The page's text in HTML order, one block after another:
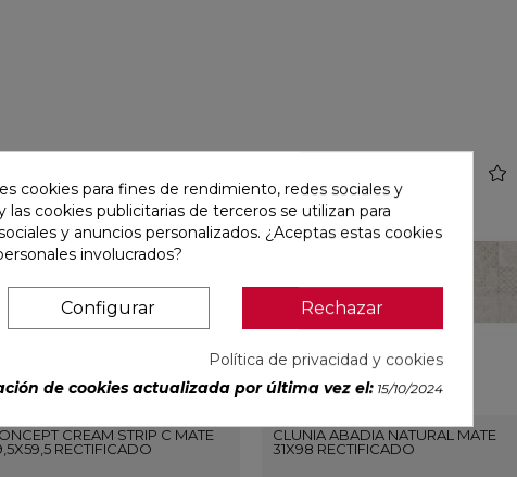
CREAM STRIP C MATE
RECTIFICADO
CLUNIA ABADIA NATURAL MATE
31X98 RECTIFICADO
cookies para fines de rendimiento, redes sociales y
las cookies publicitarias de terceros se utilizan para
y anuncios personalizados. ¿Aceptas estas cookies
involucrados?
Configurar Rechazar
Política de privacidad y cookies
de cookies actualizada por última vez el: 15/10/2024